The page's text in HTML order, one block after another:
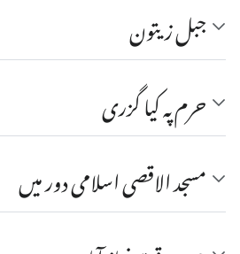
جبل زیتون
حرم پہ کیا گزری
مسجد الاقصی اسلامی دور میں